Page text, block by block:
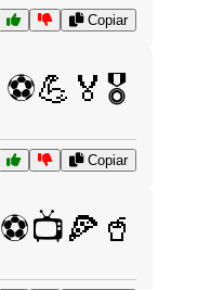
Copiar
⚽💪🏅🎖️
Copiar
⚽📺🍕🥤